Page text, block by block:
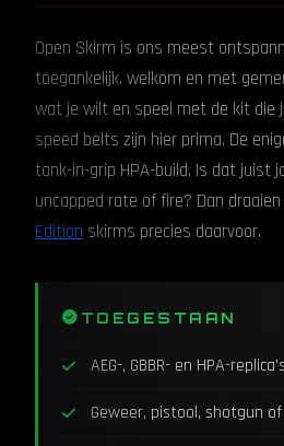
Open Skirm is ons meest
toegankelijk, welkom en met
wat je wilt en speel met de kit die
speed belts zijn hier prima. De
tank-in-grip HPA-build. Is dat juist
uncapped rate of fire? Dan
Edition skirms precies daarvoor.
TOEGESTAAN
AEG-, GBBR- en HPA-
Geweer, pistool, shotgun